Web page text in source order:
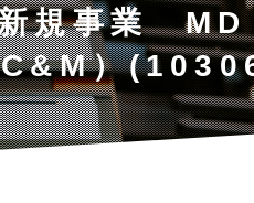
規事業 MD
C&M）